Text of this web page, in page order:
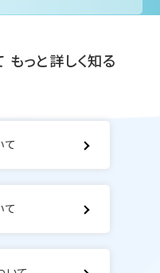
もっと詳しく知る
て
て